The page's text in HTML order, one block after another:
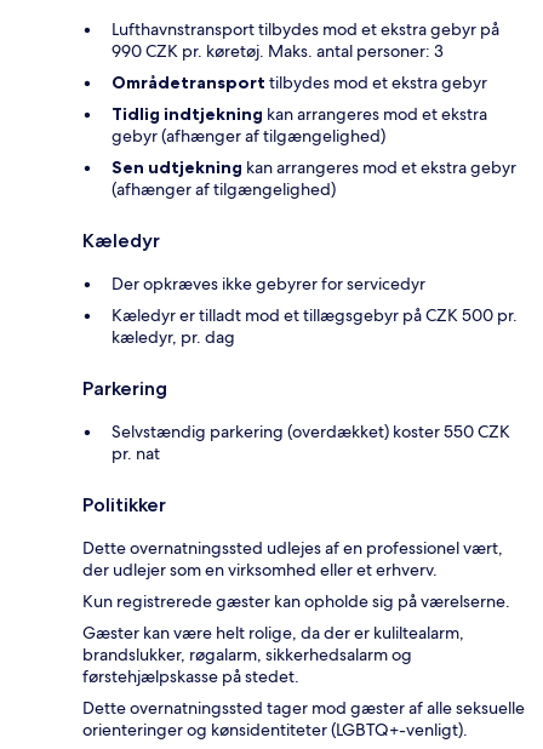
Lufthavnstransport tilbydes mod et ekstra gebyr på
990 CZK pr. køretøj. Maks. antal personer: 3
Områdetransport tilbydes mod et ekstra gebyr
Tidlig indtjekning kan arrangeres mod et ekstra
gebyr (afhænger af tilgængelighed)
Sen udtjekning kan arrangeres mod et ekstra gebyr
(afhænger af tilgængelighed)
Kæledyr
Der opkræves ikke gebyrer for servicedyr
Kæledyr er tilladt mod et tillægsgebyr på CZK 500 pr.
kæledyr, pr. dag
Parkering
Selvstændig parkering (overdækket) koster 550 CZK
pr. nat
Politikker
Dette overnatningssted udlejes af en professionel vært,
der udlejer som en virksomhed eller et erhverv.
Kun registrerede gæster kan opholde sig på værelserne.
Gæster kan være helt rolige, da der er kuliltealarm,
brandslukker, røgalarm, sikkerhedsalarm og
førstehjælpskasse på stedet.
Dette overnatningssted tager mod gæster af alle seksuelle
orienteringer og kønsidentiteter (LGBTQ+-venligt).